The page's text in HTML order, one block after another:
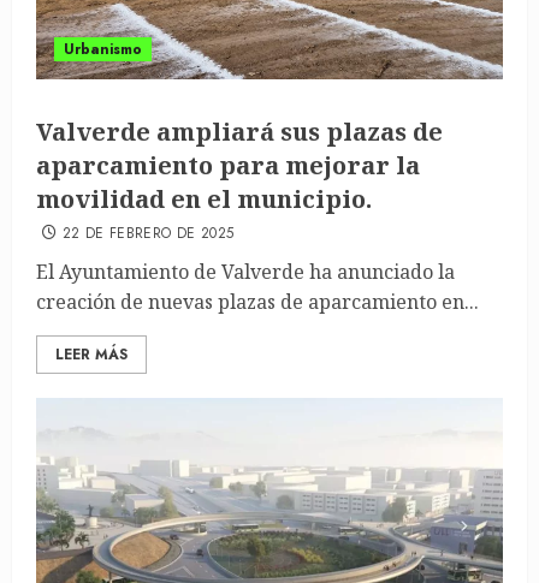
Urbanismo
Valverde ampliará sus plazas de
aparcamiento para mejorar la
movilidad en el municipio.
22 DE FEBRERO DE 2025
El Ayuntamiento de Valverde ha anunciado la
creación de nuevas plazas de aparcamiento en...
LEER MÁS